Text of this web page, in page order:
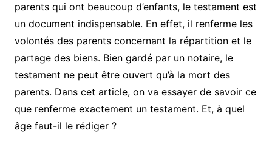
parents qui ont beaucoup d’enfants, le testament est
un document indispensable. En effet, il renferme les
volontés des parents concernant la répartition et le
partage des biens. Bien gardé par un notaire, le
testament ne peut être ouvert qu’à la mort des
parents. Dans cet article, on va essayer de savoir ce
que renferme exactement un testament. Et, à quel
âge faut-il le rédiger ?